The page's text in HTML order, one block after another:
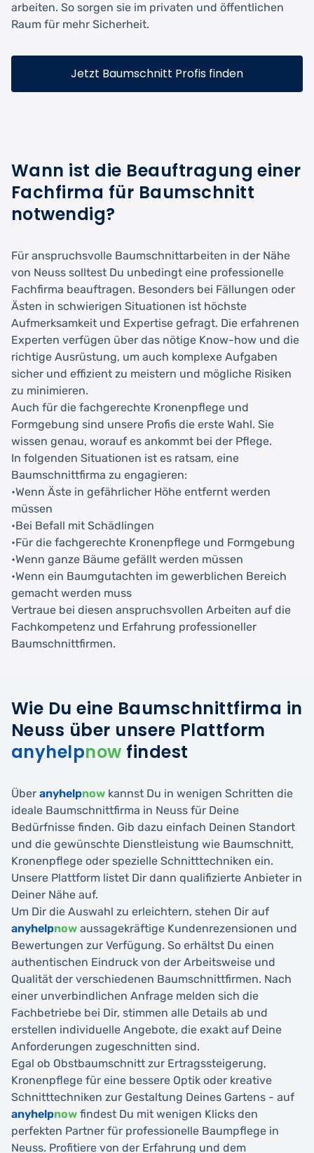
arbeiten. So sorgen sie im privaten und öffentlichen
Raum für mehr Sicherheit.
Jetzt Baumschnitt Profis finden
Wann ist die Beauftragung einer
Fachfirma für Baumschnitt
notwendig?
Für anspruchsvolle Baumschnittarbeiten in der Nähe
von Neuss solltest Du unbedingt eine professionelle
Fachfirma beauftragen. Besonders bei Fällungen oder
Ästen in schwierigen Situationen ist höchste
Aufmerksamkeit und Expertise gefragt. Die erfahrenen
Experten verfügen über das nötige Know-how und die
richtige Ausrüstung, um auch komplexe Aufgaben
sicher und effizient zu meistern und mögliche Risiken
zu minimieren.
Auch für die fachgerechte Kronenpflege und
Formgebung sind unsere Profis die erste Wahl. Sie
wissen genau, worauf es ankommt bei der Pflege.
In folgenden Situationen ist es ratsam, eine
Baumschnittfirma zu engagieren:
•Wenn Äste in gefährlicher Höhe entfernt werden
müssen
•Bei Befall mit Schädlingen
•Für die fachgerechte Kronenpflege und Formgebung
•Wenn ganze Bäume gefällt werden müssen
•Wenn ein Baumgutachten im gewerblichen Bereich
gemacht werden muss
Vertraue bei diesen anspruchsvollen Arbeiten auf die
Fachkompetenz und Erfahrung professioneller
Baumschnittfirmen.
Wie Du eine Baumschnittfirma in
Neuss über unsere Plattform
anyhelpnow findest
Über anyhelpnow kannst Du in wenigen Schritten die
ideale Baumschnittfirma in Neuss für Deine
Bedürfnisse finden. Gib dazu einfach Deinen Standort
und die gewünschte Dienstleistung wie Baumschnitt,
Kronenpflege oder spezielle Schnitttechniken ein.
Unsere Plattform listet Dir dann qualifizierte Anbieter in
Deiner Nähe auf.
Um Dir die Auswahl zu erleichtern, stehen Dir auf
anyhelpnow aussagekräftige Kundenrezensionen und
Bewertungen zur Verfügung. So erhältst Du einen
authentischen Eindruck von der Arbeitsweise und
Qualität der verschiedenen Baumschnittfirmen. Nach
einer unverbindlichen Anfrage melden sich die
Fachbetriebe bei Dir, stimmen alle Details ab und
erstellen individuelle Angebote, die exakt auf Deine
Anforderungen zugeschnitten sind.
Egal ob Obstbaumschnitt zur Ertragssteigerung,
Kronenpflege für eine bessere Optik oder kreative
Schnitttechniken zur Gestaltung Deines Gartens - auf
anyhelpnow findest Du mit wenigen Klicks den
perfekten Partner für professionelle Baumpflege in
Neuss. Profitiere von der Erfahrung und dem